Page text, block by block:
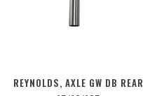
REYNOLDS, AXLE GW DB REAR